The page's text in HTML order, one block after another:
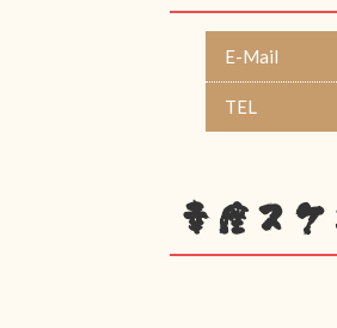
E-Mail
TEL
幸座ス